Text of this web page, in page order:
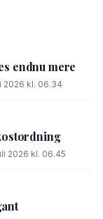
endnu mere
2026 kl. 06.34
2026 kl. 06.45